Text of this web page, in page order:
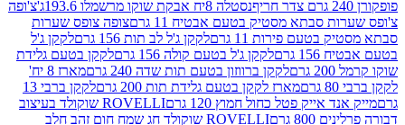
נסטלה 8יח אבקת שוקו מרשמלו 193.6ג'
צ'ופה
סבתא מסטיק בטעם אבטיח 11 גרם
צופה צופס שערות
פירות 11 גרם
לקקן ג'ל לב תות 156 גרם
לקקן ג'ל
גרם
לקקן ג'ל בטעם קולה 156 גרם
לקקן בטעם גלידת
לקקן ברווזון בטעם תות שדה 240 גרם
מארז 8 יח'
מארז לקקן בטעם גלידת תות 200 גרם
לקקן ברבי 13
אייק פטל כחול חמוץ 120 גרם
ROVELLI שוקולד בעיצוב
גרם
ROVELLI שוקולד חג שמח חום זהב חלב